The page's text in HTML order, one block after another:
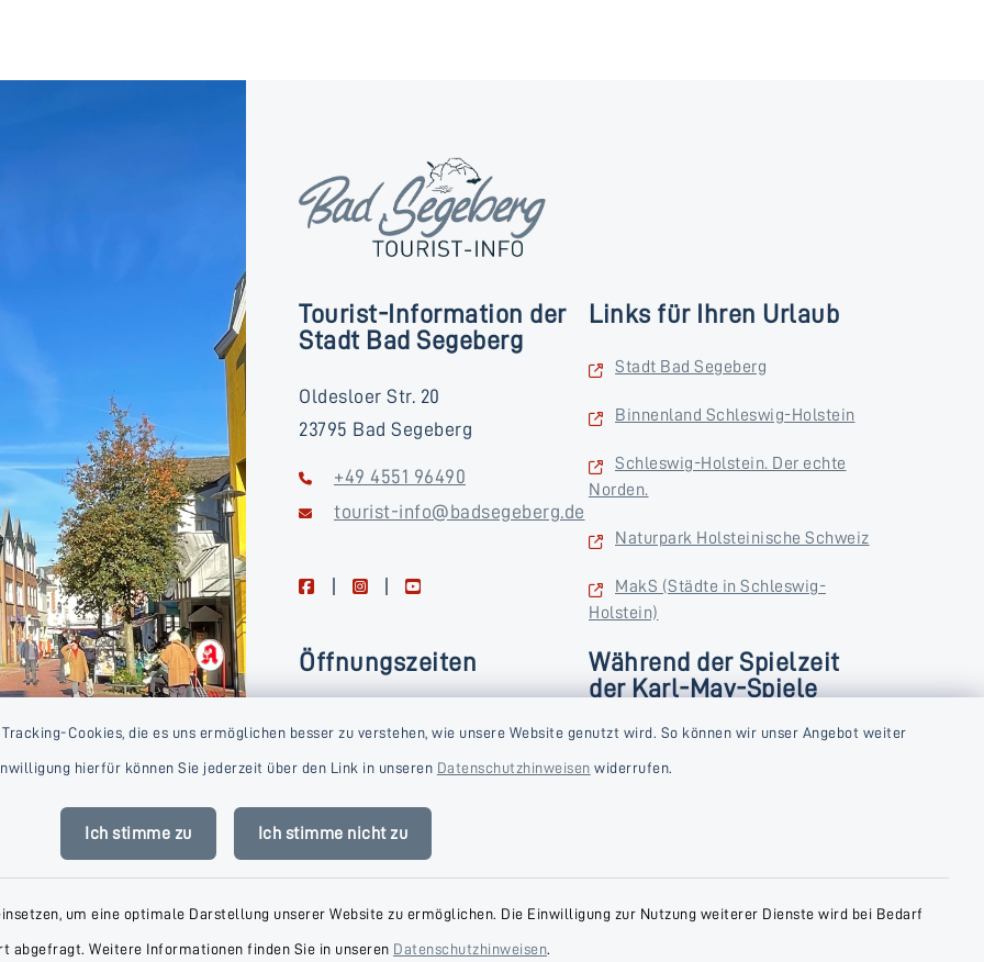
Cookies, die es uns ermöglichen besser zu verstehen, wie unsere Website genutzt wird. So können wir unser Angebot weiter
hierfür können Sie jederzeit über den Link in unseren Datenschutzhinweisen widerrufen.
Ich stimme zu Ich stimme nicht zu
um eine optimale Darstellung unserer Website zu ermöglichen. Die Einwilligung zur Nutzung weiterer Dienste wird bei Bedarf
abgefragt. Weitere Informationen finden Sie in unseren Datenschutzhinweisen.
Tourist-Information der
Stadt Bad Segeberg
Oldesloer Str. 20
23795 Bad Segeberg
+49 4551 96490
tourist-info@badsegeberg.de
facebookinstagramyoutube
Links für Ihren Urlaub
Stadt Bad Segeberg
Binnenland Schleswig-Holstein
Schleswig-Holstein. Der echte
Norden.
Naturpark Holsteinische Schweiz
MakS (Städte in Schleswig-
Holstein)
Öffnungszeiten
Freitag
09:00-16:00 Uhr
Mittwoch
09:00-14:00 Uhr
Während der Spielzeit
der Karl-May-Spiele
Donnerstag und Freitag